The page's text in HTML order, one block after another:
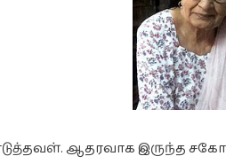
ஆதரவாக இருந்த